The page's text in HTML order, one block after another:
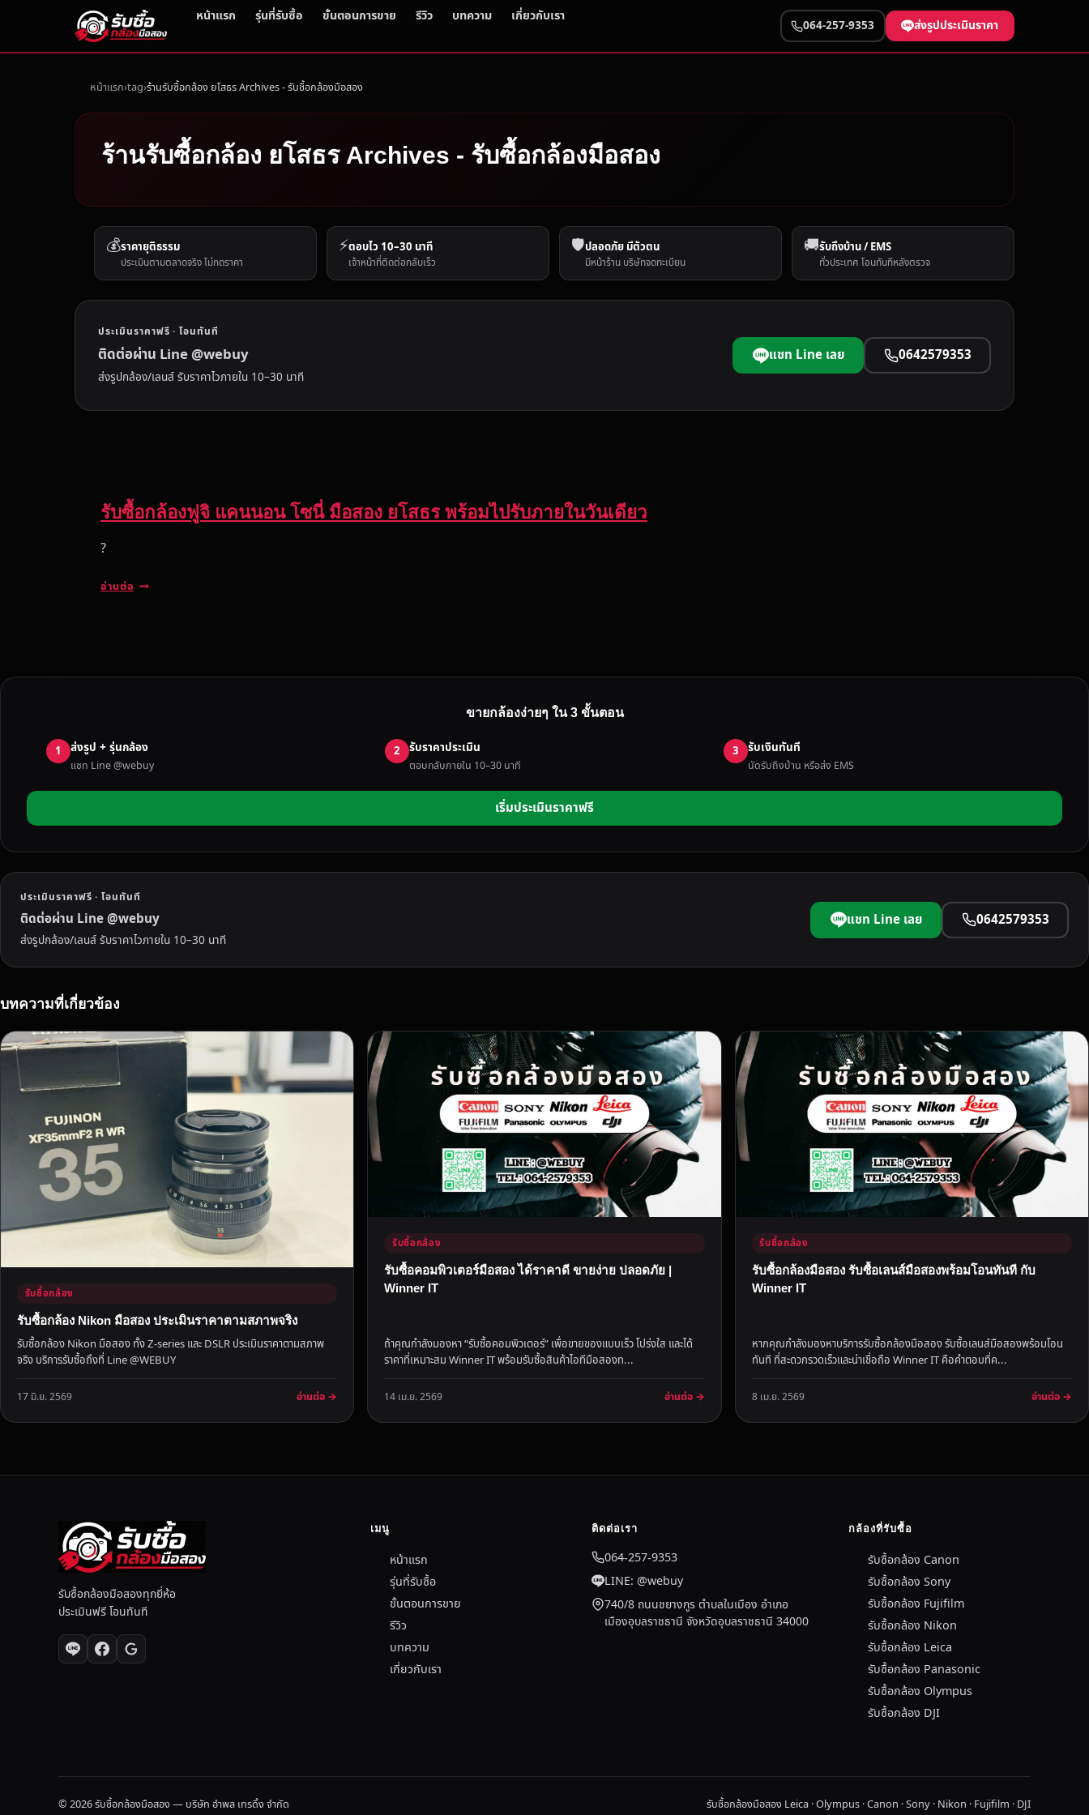
หน้าแรก รุ่นที่รับซื้อ ขั้นตอนการขาย รีวิว บทความ เกี่ยวกับเรา
064-257-9353 ส่งรูปประเมินราคา
หน้าแรก tag ร้านรับซื้อกล้อง ยโสธร Archives - รับซื้อกล้องมือสอง
ร้านรับซื้อกล้อง ยโสธร Archives - รับซื้อกล้องมือสอง
💰ราคายุติธรรม
ประเมินตามตลาดจริง ไม่กดราคา
⚡ตอบไว 10–30 นาที
เจ้าหน้าที่ติดต่อกลับเร็ว
🛡️ปลอดภัย มีตัวตน
มีหน้าร้าน บริษัทจดทะเบียน
🚚รับถึงบ้าน / EMS
ทั่วประเทศ โอนทันทีหลังตรวจ
ประเมินราคาฟรี · โอนทันที
ติดต่อผ่าน Line @webuy
ส่งรูปกล้อง/เลนส์ รับราคาไวภายใน 10–30 นาที
แชท Line เลย 0642579353
รับซื้อกล้องฟูจิ แคนนอน โซนี่ มือสอง ยโสธร พร้อมไปรับภายในวันเดียว
?
อ่านต่อ
ล้
จิ
แ
ค
น
ซ
นี่
มื
ย
โ
ป
ภ
ใ
น
วั
น
ดี
ขายกล้องง่ายๆ ใน 3 ขั้นตอน
1 ส่งรูป + รุ่นกล้อง
แชท Line @webuy
2 รับราคาประเมิน
ตอบกลับภายใน 10–30 นาที
3 รับเงินทันที
นัดรับถึงบ้าน หรือส่ง EMS
เริ่มประเมินราคาฟรี
ประเมินราคาฟรี · โอนทันที
ติดต่อผ่าน Line @webuy
ส่งรูปกล้อง/เลนส์ รับราคาไวภายใน 10–30 นาที
แชท Line เลย 0642579353
บทความที่เกี่ยวข้อง
รับซื้อกล้อง
รับซื้อกล้อง Nikon มือสอง ประเมินราคาตามสภาพจริง
รับซื้อกล้อง Nikon มือสอง ทั้ง Z-series และ DSLR ประเมินราคาตามสภาพ
จริง บริการรับซื้อถึงที่ Line @WEBUY
17 มิ.ย. 2569 อ่านต่อ →
รับซื้อกล้อง
รับซื้อคอมพิวเตอร์มือสอง ได้ราคาดี ขายง่าย ปลอดภัย |
Winner IT
ถ้าคุณกำลังมองหา “รับซื้อคอมพิวเตอร์” เพื่อขายของแบบเร็ว โปร่งใส และได้
ราคาที่เหมาะสม Winner IT พร้อมรับซื้อสินค้าไอทีมือสองท...
14 เม.ย. 2569 อ่านต่อ →
รับซื้อกล้อง
รับซื้อกล้องมือสอง รับซื้อเลนส์มือสองพร้อมโอนทันที กับ
Winner IT
หากคุณกำลังมองหาบริการรับซื้อกล้องมือสอง รับซื้อเลนส์มือสองพร้อมโอน
ทันที ที่สะดวกรวดเร็วและน่าเชื่อถือ Winner IT คือคำตอบที่ค...
8 เม.ย. 2569 อ่านต่อ →
รับซื้อกล้องมือสองทุกยี่ห้อ
ประเมินฟรี โอนทันที
เมนู
หน้าแรก
รุ่นที่รับซื้อ
ขั้นตอนการขาย
รีวิว
บทความ
เกี่ยวกับเรา
ติดต่อเรา
064-257-9353
LINE: @webuy
740/8 ถนนชยางกูร ตำบลในเมือง อำเภอ
เมืองอุบลราชธานี จังหวัดอุบลราชธานี 34000
กล้องที่รับซื้อ
รับซื้อกล้อง Canon
รับซื้อกล้อง Sony
รับซื้อกล้อง Fujifilm
รับซื้อกล้อง Nikon
รับซื้อกล้อง Leica
รับซื้อกล้อง Panasonic
รับซื้อกล้อง Olympus
รับซื้อกล้อง DJI
© 2026 รับซื้อกล้องมือสอง — บริษัท อำพล เทรดิ้ง จำกัด รับซื้อกล้องมือสอง Leica · Olympus · Canon · Sony · Nikon · Fujifilm · DJI